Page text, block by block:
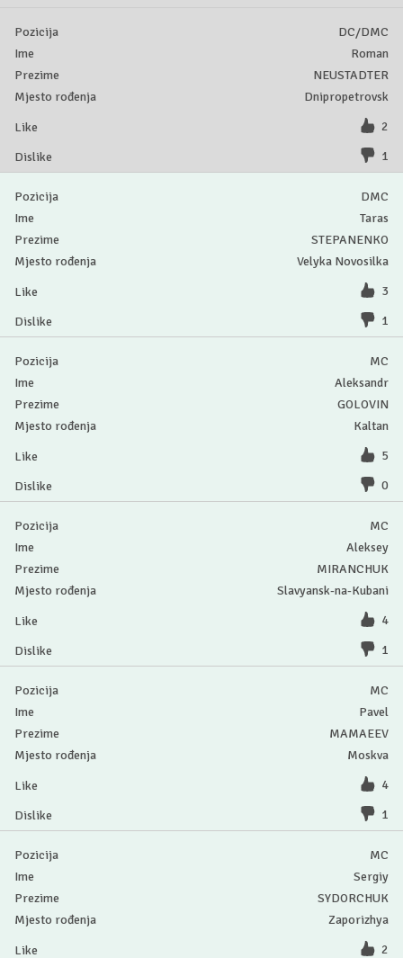
DC/DMC
Roman
NEUSTADTER
Dnipropetrovsk
2
1
DMC
Taras
STEPANENKO
Velyka Novosilka
3
1
MC
Aleksandr
GOLOVIN
Kaltan
5
0
MC
Aleksey
MIRANCHUK
Slavyansk-na-Kubani
4
1
MC
Pavel
MAMAEEV
Moskva
4
1
MC
Sergiy
SYDORCHUK
Zaporizhya
2